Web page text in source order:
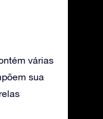
várias
sua